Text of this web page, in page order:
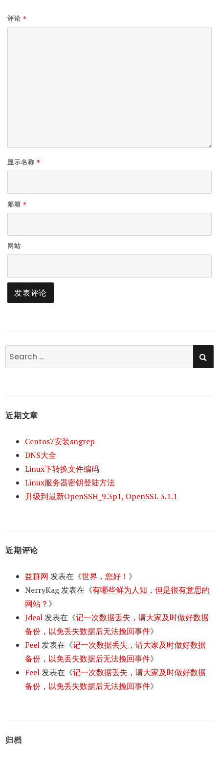
评论 *
显示名称 *
邮箱 *
网站
Search
for:
近期文章
Centos7安装sngrep
DNS大全
Linux下转换文件编码
Linux服务器密钥登陆方法
升级到最新OpenSSH_9.3p1, OpenSSL 3.1.1
近期评论
益群网 发表在《世界，您好！ 》
NerryKag发表在《有哪些鲜为人知，但是很有意思的
网站？ 》
Jdeal发表在《记一次数据丢失，请大家及时做好数据
备份，以免丢失数据后无法挽回事件》
Feel发表在《记一次数据丢失，请大家及时做好数据
备份，以免丢失数据后无法挽回事件》
Feel发表在《记一次数据丢失，请大家及时做好数据
备份，以免丢失数据后无法挽回事件》
归档